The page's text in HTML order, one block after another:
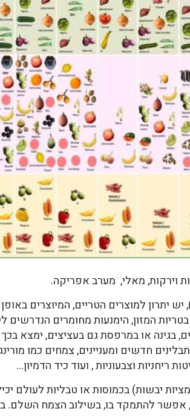
וירקות, מאלי, מערב אפריקה.
יתרון למוצרים הטריים, המיוצרים
המזון, הימנעות מחומרים הנדרשים
בגינה או במרפסת גם בעציצים, ימצא
חדשים ומעניינים, צמחים כמו
ריחניות וצבעוניות , ועוד כיד הדמיון…
יבשות) בכמוסות או טבליות
אפשר להתמקד בו, בשילוב הצמח השלם.